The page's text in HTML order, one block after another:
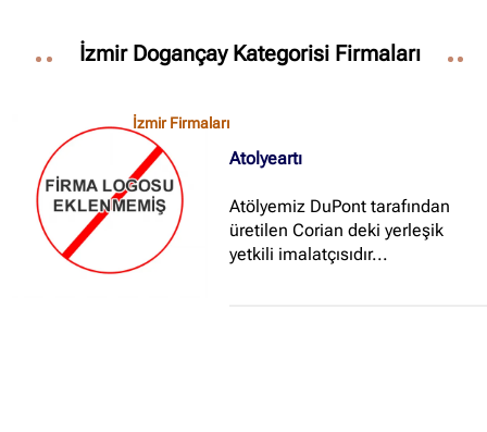
İzmir Dogançay Kategorisi Firmaları
İzmir Firmaları
Atolyeartı
Atölyemiz DuPont tarafından
üretilen Corian deki yerleşik
yetkili imalatçısıdır...
İstanbul Firmaları(388)